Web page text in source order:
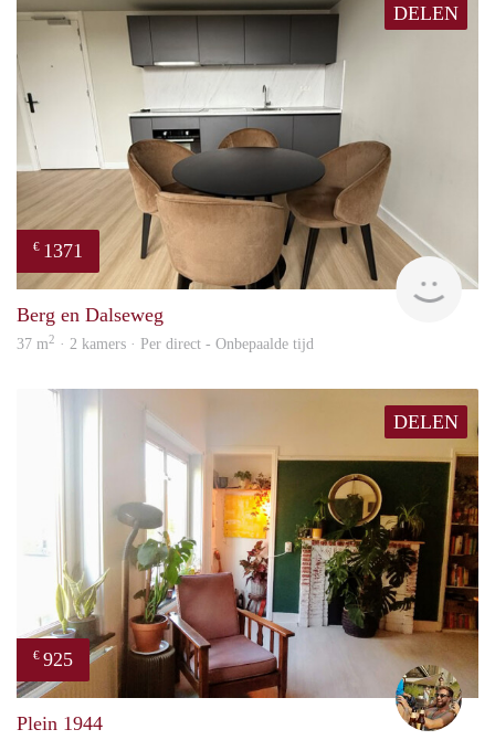
DELEN
€ 1371
Berg en Dalseweg
37 m2 · 2 kamers · Per direct - Onbepaalde tijd
DELEN
€ 925
Plein 1944